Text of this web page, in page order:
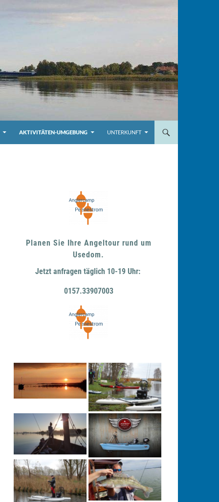
AKTIVITÄTEN-UMGEBUNG UNTERKUNFT
Planen Sie Ihre Angeltour rund um
Usedom.
Jetzt anfragen täglich 10-19 Uhr:
0157.33907003